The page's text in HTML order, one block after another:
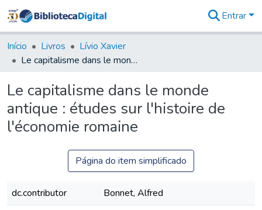
&
Coleções
Tudo na
Digital
Estatísticas
Entrar
Início Livros
Lívio Xavier
Le capitalisme dans le monde antique : études sur l'histoire de l'économie romaine
Le capitalisme dans le monde
antique : études sur l'histoire de
l'économie romaine
Página do item simplificado
dc.contributor
Bonnet, Alfred